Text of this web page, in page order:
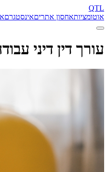
QTL
אוטומציותאחסון אתריםאינסטגרם
עורך דין דיני